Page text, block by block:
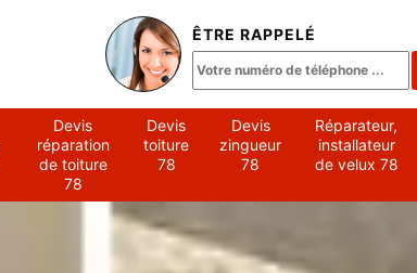
ÊTRE RAPPELÉ
Devis
réparation
de toiture
78
Devis
toiture
78
Devis
zingueur
78
Réparateur,
installateur
de velux 78